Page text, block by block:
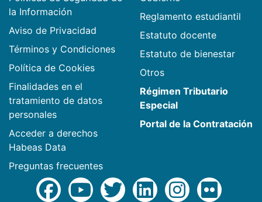
la Información
Aviso de Privacidad
Términos y Condiciones
Política de Cookies
Finalidades en el
tratamiento de datos
personales
Acceder a derechos
Habeas Data
Preguntas frecuentes
Reglamento estudiantil
Estatuto docente
Estatuto de bienestar
Otros
Régimen Tributario
Especial
Portal de la Contratación